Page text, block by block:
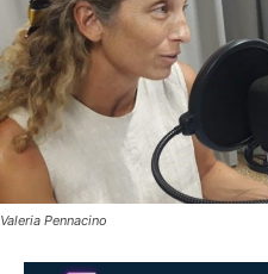
Valeria Pennacino